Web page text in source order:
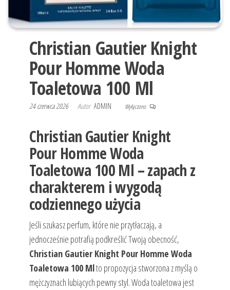
Christian Gautier Knight
Pour Homme Woda
Toaletowa 100 Ml
24 czerwca 2026 Autor ADMIN Wyłączono
Christian Gautier Knight
Pour Homme Woda
Toaletowa 100 Ml – zapach z
charakterem i wygodą
codziennego użycia
Jeśli szukasz perfum, które nie przytłaczają, a
jednocześnie potrafią podkreślić Twoją obecność,
Christian Gautier Knight Pour Homme Woda
Toaletowa 100 Mlto propozycja stworzona z myślą o
mężczyznach lubiących pewny styl. Woda toaletowa jest